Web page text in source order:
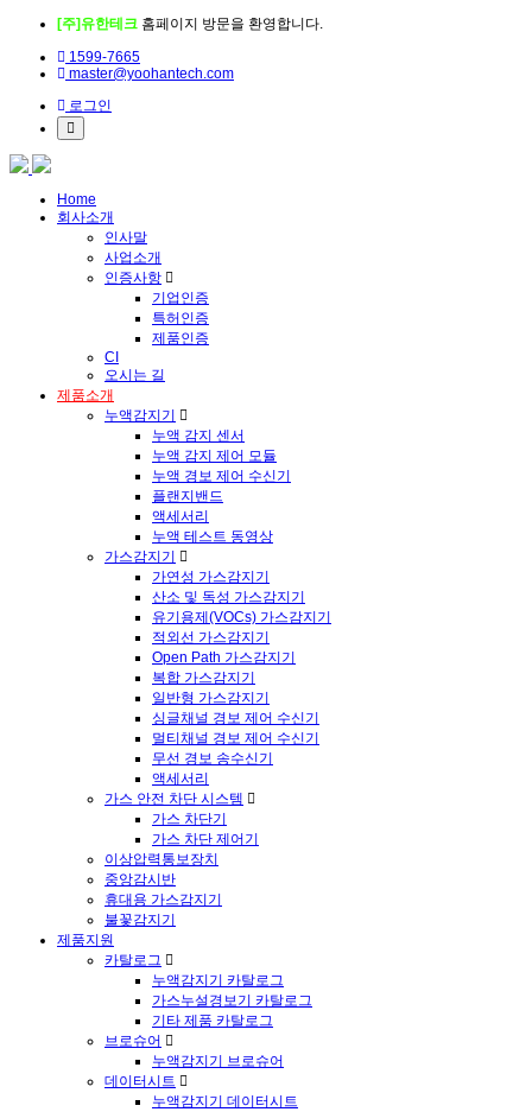
[주]유한테크 홈페이지 방문을 환영합니다.
1599-7665
master@yoohantech.com
로그인
Home
회사소개
인사말
사업소개
인증사항
기업인증
특허인증
제품인증
CI
오시는 길
제품소개
누액감지기
누액 감지 센서
누액 감지 제어 모듈
누액 경보 제어 수신기
플랜지밴드
액세서리
누액 테스트 동영상
가스감지기
가연성 가스감지기
산소 및 독성 가스감지기
유기용제(VOCs) 가스감지기
적외선 가스감지기
Open Path 가스감지기
복합 가스감지기
일반형 가스감지기
싱글채널 경보 제어 수신기
멀티채널 경보 제어 수신기
무선 경보 송수신기
액세서리
가스 안전 차단 시스템
가스 차단기
가스 차단 제어기
이상압력통보장치
중앙감시반
휴대용 가스감지기
불꽃감지기
제품지원
카탈로그
누액감지기 카탈로그
가스누설경보기 카탈로그
기타 제품 카탈로그
브로슈어
누액감지기 브로슈어
데이터시트
누액감지기 데이터시트